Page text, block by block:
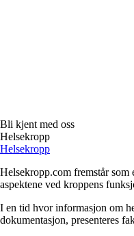
Bli kjent med oss
Helsekropp
Helsekropp
Helsekropp.com fremstår
aspektene ved kroppens
I en tid hvor informasjon om
dokumentasjon, presenteres